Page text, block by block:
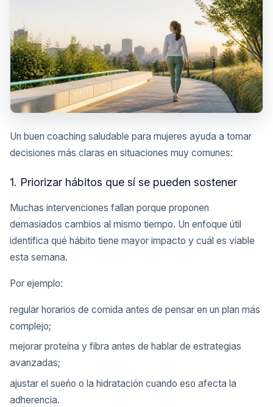
Un buen coaching saludable para mujeres ayuda a tomar
decisiones más claras en situaciones muy comunes:
1. Priorizar hábitos que sí se pueden sostener
Muchas intervenciones fallan porque proponen
demasiados cambios al mismo tiempo. Un enfoque útil
identifica qué hábito tiene mayor impacto y cuál es viable
esta semana.
Por ejemplo:
regular horarios de comida antes de pensar en un plan más
complejo;
mejorar proteína y fibra antes de hablar de estrategias
avanzadas;
ajustar el sueño o la hidratación cuando eso afecta la
adherencia.